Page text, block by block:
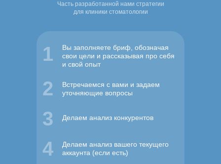
Часть разработанной нами стратегии
для клиники стоматологии
Вы заполняете бриф, обозначая
свои цели и рассказывая про себя
и свой опыт
1
Встречаемся с вами и задаем
уточняющие вопросы
2
Делаем анализ конкурентов
3
Делаем анализ вашего текущего
аккаунта (если есть)
4